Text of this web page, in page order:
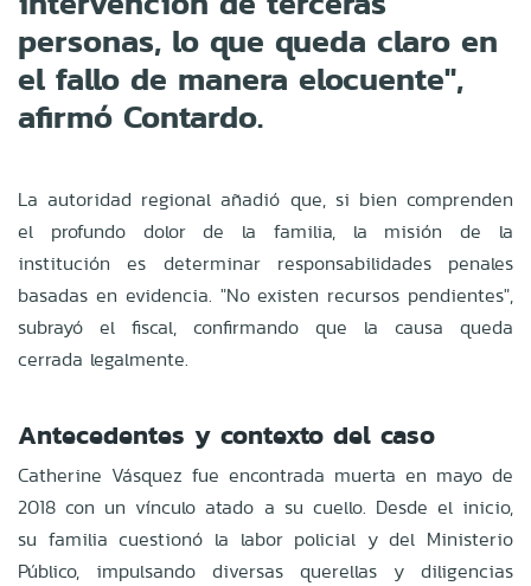
personas, lo que queda claro en
el fallo de manera elocuente",
afirmó Contardo.
La autoridad regional añadió que, si bien comprenden
el profundo dolor de la familia, la misión de la
institución es determinar responsabilidades penales
basadas en evidencia. "No existen recursos pendientes",
subrayó el fiscal, confirmando que la causa queda
cerrada legalmente.
Antecedentes y contexto del caso
Catherine Vásquez fue encontrada muerta en mayo de
2018 con un vínculo atado a su cuello. Desde el inicio,
su familia cuestionó la labor policial y del Ministerio
Público, impulsando diversas querellas y diligencias